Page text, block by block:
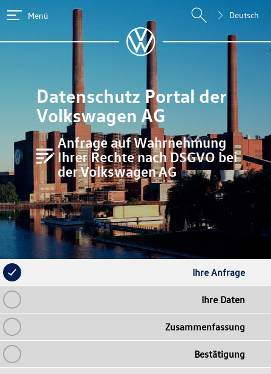
Menü Deutsch
Datenschutz Portal der
Volkswagen AG
Anfrage auf Wahrnehmung
Ihrer Rechte nach DSGVO bei
derVolkswagen AG
Ihre Anfrage
Ihre Daten
Zusammenfassung
Bestätigung